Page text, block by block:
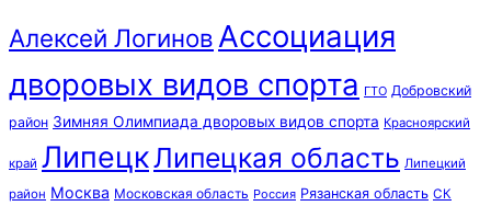
Алексей Логинов Ассоциация
дворовых видов спорта ГТО Добровский
район Зимняя Олимпиада дворовых видов спорта Красноярский
край ЛипецкЛипецкая область Липецкий
район Москва Московская область Россия Рязанская область СК